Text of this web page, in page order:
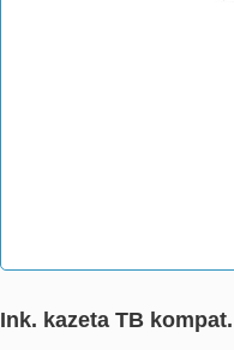
Ink. kazeta TB